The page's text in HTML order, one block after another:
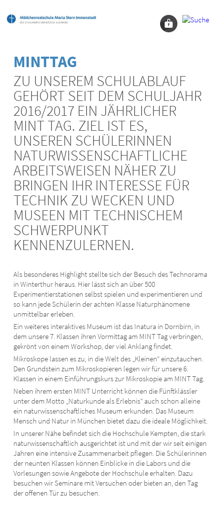
MINTTAG
ZU UNSEREM SCHULABLAUF
GEHÖRT SEIT DEM SCHULJAHR
2016/2017 EIN JÄHRLICHER
MINT TAG. ZIEL IST ES,
UNSEREN SCHÜLERINNEN
NATURWISSENSCHAFTLICHE
ARBEITSWEISEN NÄHER ZU
BRINGEN IHR INTERESSE FÜR
TECHNIK ZU WECKEN UND
MUSEEN MIT TECHNISCHEM
SCHWERPUNKT
KENNENZULERNEN.
Als besonderes Highlight stellte sich der Besuch des Technorama
in Winterthur heraus. Hier lässt sich an über 500
Experimentierstationen selbst spielen und experimentieren und
so kann jede Schülerin der achten Klasse Naturphänomene
unmittelbar erleben.
Ein weiteres interaktives Museum ist das Inatura in Dornbirn, in
dem unsere 7. Klassen ihren Vormittag am MINT Tag verbringen,
gekrönt von einem Workshop, der viel Anklang findet.
Mikroskope lassen es zu, in die Welt des „Kleinen“ einzutauchen.
Den Grundstein zum Mikroskopieren legen wir für unsere 6.
Klassen in einem Einführungskurs zur Mikroskopie am MINT Tag.
Neben ihrem ersten MINT Unterricht können die Fünftklässler
unter dem Motto „Naturkunde als Erlebnis“ auch schon alleine
ein naturwissenschaftliches Museum erkunden. Das Museum
Mensch und Natur in München bietet dazu die ideale Möglichkeit.
In unserer Nähe befindet sich die Hochschule Kempten, die stark
naturwissenschaftlich ausgerichtet ist und mit der wir seit einigen
Jahren eine intensive Zusammenarbeit pflegen. Die Schülerinnen
der neunten Klassen können Einblicke in die Labors und die
Vorlesungen sowie Angebote der Hochschule erhalten. Dazu
besuchen wir Seminare mit Versuchen oder bieten an, den Tag
der offenen Tür zu besuchen.